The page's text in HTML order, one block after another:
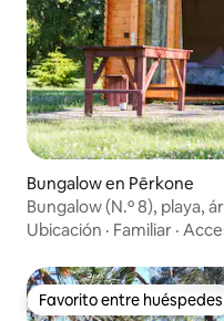
Bungalow en Pērkone
Bungalow (N.º 8), playa,
Ubicación · Familiar ·
Favorito entre huéspedes
Favorito entre huéspedes